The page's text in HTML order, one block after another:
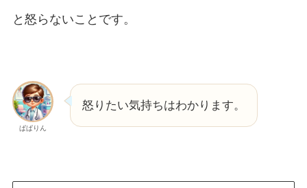
と怒らないことです。
ぱぱりん
怒りたい気持ちはわかります。